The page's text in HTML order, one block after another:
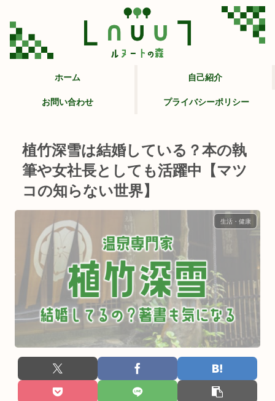
ホーム 自己紹介
お問い合わせ プライバシーポリシー
植竹深雪は結婚している？本の執
筆や女社長としても活躍中【マツ
コの知らない世界】
生活・健康